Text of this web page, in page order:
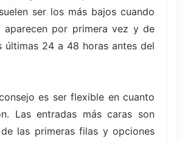
ser los más bajos cuando
aparecen por primera vez y de
últimas 24 a 48 horas antes del
es ser flexible en cuanto
Las entradas más caras son
las primeras filas y opciones